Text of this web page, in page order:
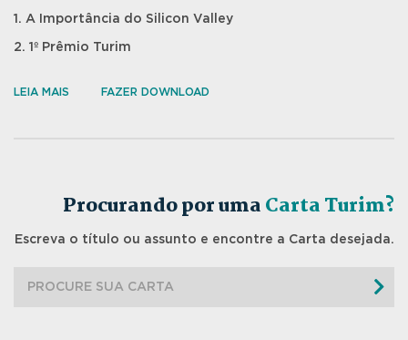
1. A Importância do Silicon Valley
2. 1º Prêmio Turim
LEIA MAIS FAZER DOWNLOAD
Procurando por umaCarta Turim?
Escreva o título ou assunto e encontre a Carta desejada.